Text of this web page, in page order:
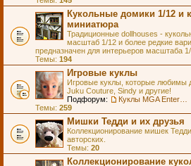
Кукольные домики 1/12 и
миниатюра
Традиционные dollhouses -
масштаб 1/12 и более редкие
предназначен для интерьеров масштаба
Темы: 194
Игровые куклы
Игровые куклы, которые любимы
Juku Couture, Sindy и другие!
Подфорум:
Темы: 259
Мишки Тедди и их друзья
Коллекционирование мишек
авторских.
Темы: 20
Коллекционирование